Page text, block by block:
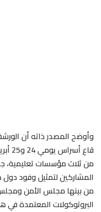
وأوضح المصدر ذاته أن
من ثلاث مؤسسات تعليمية،
المشاركين لتمثيل وفود
من بينها مجلس الأمن
البروتوكولات المعتمدة في